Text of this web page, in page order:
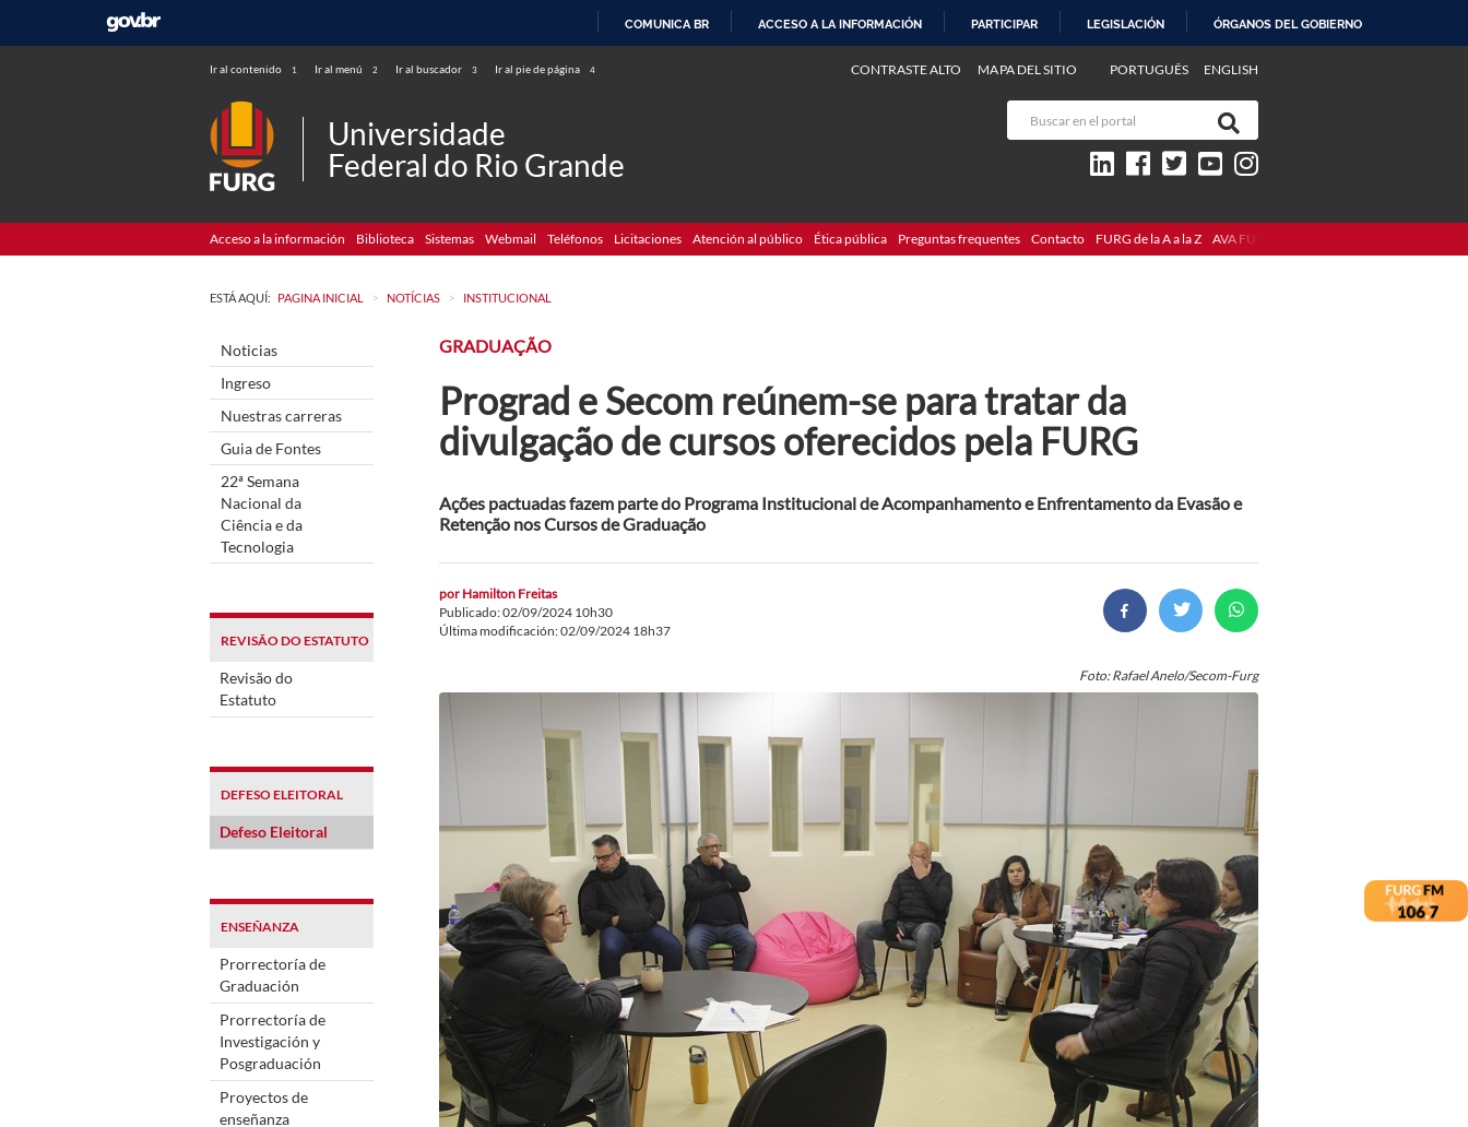
COMUNICA BR ACCESO A LA INFORMACIÓN PARTICIPAR LEGISLACIÓN ÓRGANOS DEL GOBIERNO
Ir al contenido 1 Ir al menú 2 Ir al buscador 3 Ir al pie de página 4 PORTUGUÊS ENGLISH
CONTRASTE ALTO MAPA DEL SITIO
Universidade
Federal do Rio Grande
Acceso a la información Biblioteca Sistemas Webmail Teléfonos Licitaciones Atención al público Ética pública Preguntas frequentes Contacto FURG de la A a la Z AVA FURG
ESTÁ AQUÍ: PAGINA INICIAL > NOTÍCIAS > INSTITUCIONAL
Noticias
Ingreso
Nuestras carreras
Guia de Fontes
22ª Semana
Nacional da
Ciência e da
Tecnologia
REVISÃO DO ESTATUTO
Revisão do
Estatuto
DEFESO ELEITORAL
Defeso Eleitoral
ENSEÑANZA
Prorrectoría de
Graduación
Prorrectoría de
Investigación y
Posgraduación
Proyectos de
enseñanza
GRADUAÇÃO
Prograd e Secom reúnem-se para tratar da
divulgação de cursos oferecidos pela FURG
Ações pactuadas fazem parte do Programa Institucional de Acompanhamento e Enfrentamento da Evasão e
Retenção nos Cursos de Graduação
por Hamilton Freitas
Publicado: 02/09/2024 10h30
Última modificación: 02/09/2024 18h37
Foto: Rafael Anelo/Secom-Furg